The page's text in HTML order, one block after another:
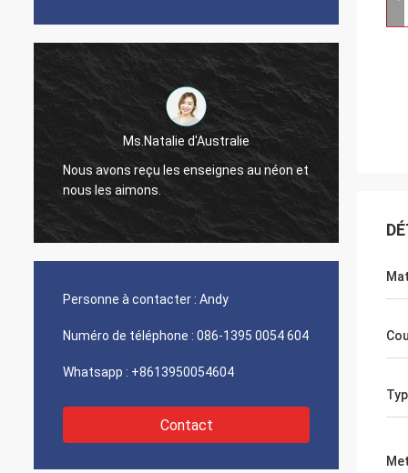
Ms.Natalie d'Australie
Nous avons reçu les enseignes au néon et
nous les aimons.
Personne à contacter : Andy
Numéro de téléphone : 086-1395 0054 604
Whatsapp : +8613950054604
Contact